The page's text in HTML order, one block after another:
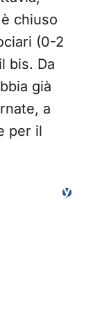
chiuso
(0-2
bis. Da
già
a
per il